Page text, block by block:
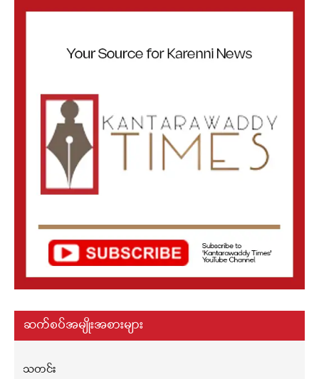
ဆက်စပ်အမျိုးအစားများ
သတင်း